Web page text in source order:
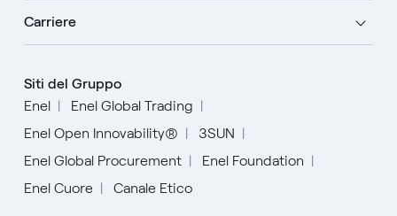
Carriere
Siti del Gruppo
Enel
Enel Global Trading
Enel Open Innovability®
3SUN
Enel Global Procurement
Enel Foundation
Enel Cuore
Canale Etico